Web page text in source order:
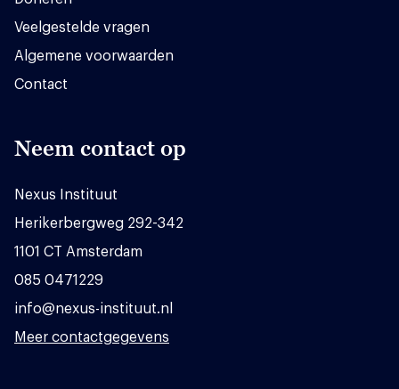
Veelgestelde vragen
Algemene voorwaarden
Contact
Neem contact op
Nexus Instituut
Herikerbergweg 292-342
1101 CT Amsterdam
085 0471229
info@nexus-instituut.nl
Meer contactgegevens